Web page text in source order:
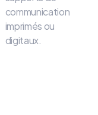
communication
imprimés ou
digitaux.